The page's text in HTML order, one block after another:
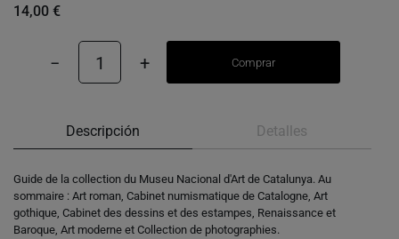
14,00 €
− 1 + Comprar
Descripción Detalles
Guide de la collection du Museu Nacional d'Art de Catalunya. Au
sommaire : Art roman, Cabinet numismatique de Catalogne, Art
gothique, Cabinet des dessins et des estampes, Renaissance et
Baroque, Art moderne et Collection de photographies.